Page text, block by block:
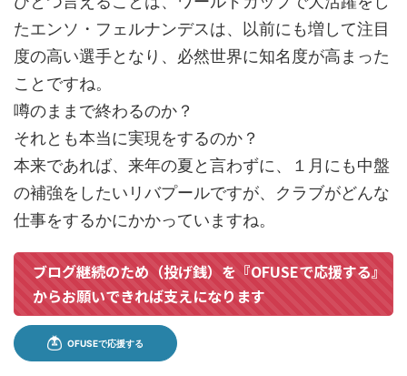
たエンソ・フェルナンデスは、以前にも増して注目
度の高い選手となり、必然世界に知名度が高まった
ことですね。
噂のままで終わるのか？
それとも本当に実現をするのか？
本来であれば、来年の夏と言わずに、１月にも中盤
の補強をしたいリバプールですが、クラブがどんな
仕事をするかにかかっていますね。
ブログ継続のため（投げ銭）を『OFUSEで応援する』
からお願いできれば支えになります